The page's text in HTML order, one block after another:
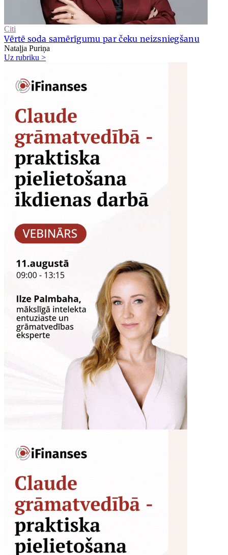
Citi
Vērtē soda samērīgumu par čeku neizsniegšanu
Nataļja Puriņa
Uz rubriku >